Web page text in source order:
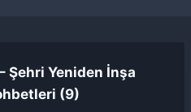
Şehri Yeniden İnşa
(9)